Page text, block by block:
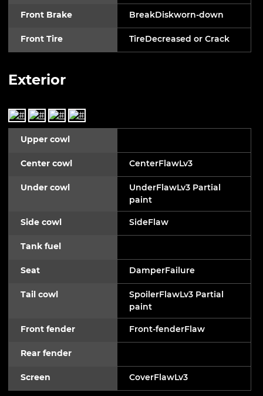
Front Brake BreakDiskworn-down
Front Tire TireDecreased or Crack
Exterior
Upper cowl
Center cowl CenterFlawLv3
Under cowl
UnderFlawLv3 Partial
paint
Side cowl SideFlaw
Tank fuel
Seat DamperFailure
Tail cowl
SpoilerFlawLv3 Partial
paint
Front fender Front-fenderFlaw
Rear fender
Screen CoverFlawLv3